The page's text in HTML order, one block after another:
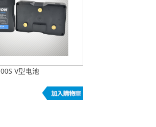
V型电池